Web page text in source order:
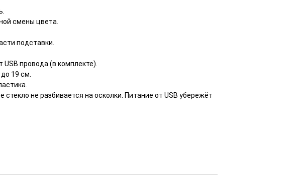
смены цвета.
подставки.
USB провода (в комплекте).
19 см.
не разбивается на осколки. Питание от USB убережёт